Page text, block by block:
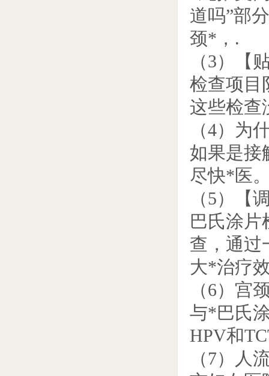
道吗”部
颈*，.
（3）【
检查项目
这些检查
（4）为
如果是接
尽快*医
（5）【
巴氏涂片
查，通过
大*治疗
（6）宫
与*巴氏
HPV和
（7）人